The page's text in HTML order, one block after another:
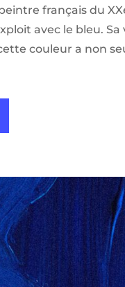
français du
avec le bleu. Sa
couleur a non